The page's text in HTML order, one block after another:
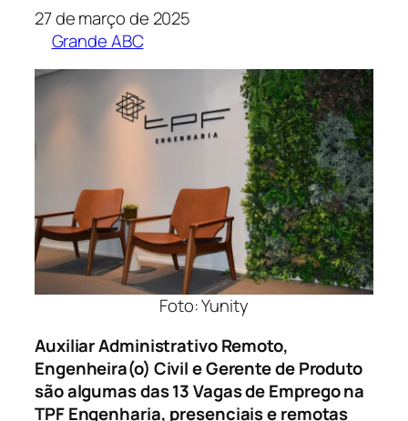
27 de março de 2025
Grande ABC
Foto: Yunity
Auxiliar Administrativo Remoto,
Engenheira(o) Civil e Gerente de Produto
são algumas das 13 Vagas de Emprego na
TPF Engenharia, presenciais e remotas